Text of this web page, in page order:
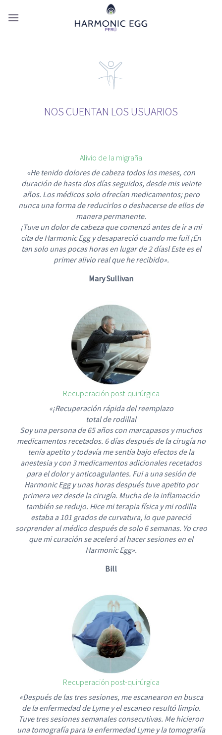
NOS CUENTAN LOS USUARIOS
Alivio de la migraña
«He tenido dolores de cabeza todos los meses, con
duración de hasta dos días seguidos, desde mis veinte
años. Los médicos solo ofrecían medicamentos; pero
nunca una forma de reducirlos o deshacerse de ellos de
manera permanente.
¡Tuve un dolor de cabeza que comenzó antes de ir a mi
cita de Harmonic Egg y desapareció cuando me fuil ¡En
tan solo unas pocas horas en lugar de 2 díasl Este es el
primer alivio real que he recibido».
Mary Sullivan
Recuperación post-quirúrgica
«¡Recuperación rápida del reemplazo
total de rodillal
Soy una persona de 65 años con marcapasos y muchos
medicamentos recetados. 6 días después de la cirugía no
tenía apetito y todavía me sentía bajo efectos de la
anestesia y con 3 medicamentos adicionales recetados
para el dolor y anticoagulantes. Fui a una sesión de
Harmonic Egg y unas horas después tuve apetito por
primera vez desde la cirugía. Mucha de la inflamación
también se redujo. Hice mi terapia física y mi rodilla
estaba a 101 grados de curvatura, lo que pareció
sorprender al médico después de solo 6 semanas. Yo creo
que mi curación se aceleró al hacer sesiones en el
Harmonic Egg».
Bill
Recuperación post-quirúrgica
«Después de las tres sesiones, me escanearon en busca
de la enfermedad de Lyme y el escaneo resultó limpio.
Tuve tres sesiones semanales consecutivas. Me hicieron
una tomografía para la enfermedad Lyme y la tomografía